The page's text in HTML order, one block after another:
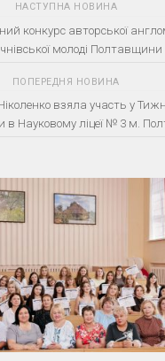
НАСТУПНА НОВИНА
конкурс авторської
молоді Полтавщини
ПОПЕРЕДНЯ НОВИНА
взяла участь у
в Науковому ліцеї № 3 м.